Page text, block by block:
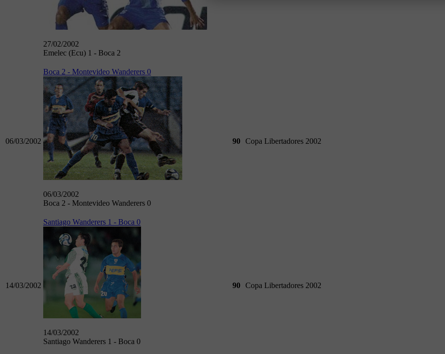
27/02/2002
Emelec (Ecu) 1 - Boca 2
06/03/2002
Boca 2 - Montevideo Wanderers 0
06/03/2002
Boca 2 - Montevideo Wanderers 0
90 Copa Libertadores 2002
14/03/2002
Santiago Wanderers 1 - Boca 0
14/03/2002
Santiago Wanderers 1 - Boca 0
90 Copa Libertadores 2002